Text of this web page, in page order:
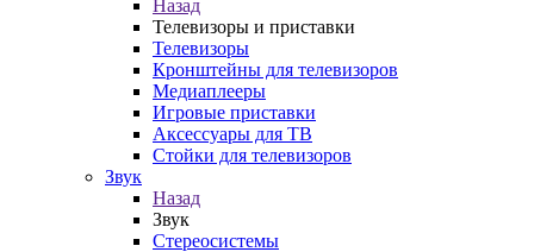
Назад
Телевизоры и приставки
Телевизоры
Кронштейны для телевизоров
Медиаплееры
Игровые приставки
Аксессуары для ТВ
Стойки для телевизоров
Звук
Назад
Звук
Стереосистемы